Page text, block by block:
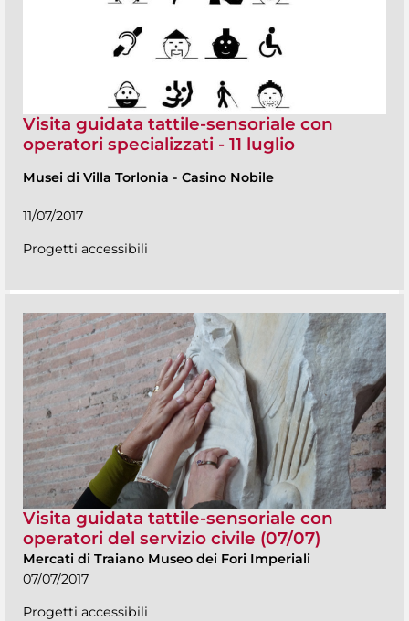
Visita guidata tattile-sensoriale con
operatori specializzati - 11 luglio
Musei di Villa Torlonia - Casino Nobile
11/07/2017
Progetti accessibili
Visita guidata tattile-sensoriale con
operatori del servizio civile (07/07)
Mercati di Traiano Museo dei Fori Imperiali
07/07/2017
Progetti accessibili